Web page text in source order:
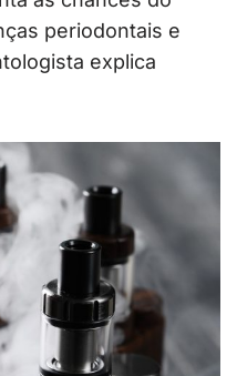
periodontais e
explica